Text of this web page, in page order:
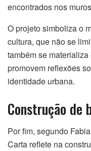
encontrados nos
O projeto simboliza o
cultura, que não se
também se
promovem reflexões
identidade urbana.
Construção de
Por fim, segundo
Carta reflete na